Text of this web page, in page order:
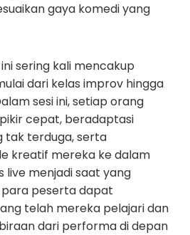
gaya komedi yang
sering kali mencakup
dari kelas improv hingga
sesi ini, setiap orang
cepat, beradaptasi
tak terduga, serta
kreatif mereka ke dalam
live menjadi saat yang
peserta dapat
telah mereka pelajari dan
dari performa di depan